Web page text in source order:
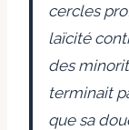
cercles
laïcité
des
terminait
que sa